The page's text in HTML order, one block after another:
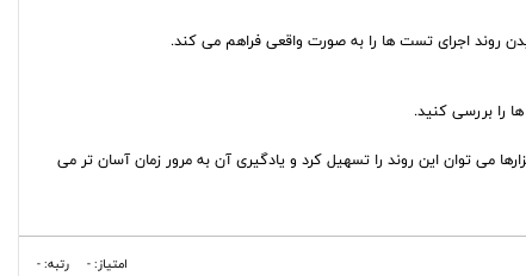
می توان این روند را تسهیل کرد و یادگیری آن به مرور زمان آسان تر می
امتیاز: -
رتبه: -